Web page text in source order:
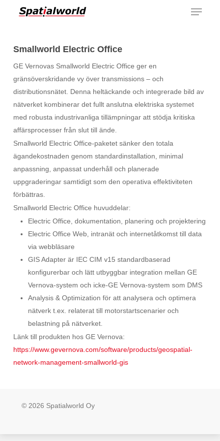
Menu
Smallworld Electric Office
GE Vernovas Smallworld Electric Office ger en
gränsöverskridande vy över transmissions – och
distributionsnätet. Denna heltäckande och integrerade bild av
nätverket kombinerar det fullt anslutna elektriska systemet
med robusta industrivanliga tillämpningar att stödja kritiska
affärsprocesser från slut till ände.
Smallworld Electric Office-paketet sänker den totala
ägandekostnaden genom standardinstallation, minimal
anpassning, anpassat underhåll och planerade
uppgraderingar samtidigt som den operativa effektiviteten
förbättras.
Smallworld Electric Office huvuddelar:
Electric Office, dokumentation, planering och projektering
Electric Office Web, intranät och internetåtkomst till data
via webbläsare
GIS Adapter är IEC CIM v15 standardbaserad
konfigurerbar och lätt utbyggbar integration mellan GE
Vernova-system och icke-GE Vernova-system som DMS
Analysis & Optimization för att analysera och optimera
nätverk t.ex. relaterat till motorstartscenarier och
belastning på nätverket.
Länk till produkten hos GE Vernova:
https://www.gevernova.com/software/products/geospatial-
network-management-smallworld-gis
© 2026 Spatialworld Oy